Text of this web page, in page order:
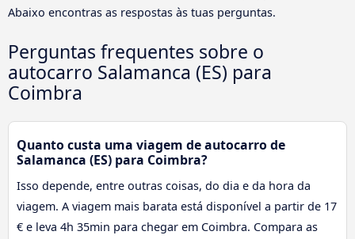
Abaixo encontras as respostas às tuas perguntas.
Perguntas frequentes sobre o
autocarro Salamanca (ES) para
Coimbra
Quanto custa uma viagem de autocarro de
Salamanca (ES) para Coimbra?
Isso depende, entre outras coisas, do dia e da hora da
viagem. A viagem mais barata está disponível a partir de 17
€ e leva 4h 35min para chegar em Coimbra. Compara as